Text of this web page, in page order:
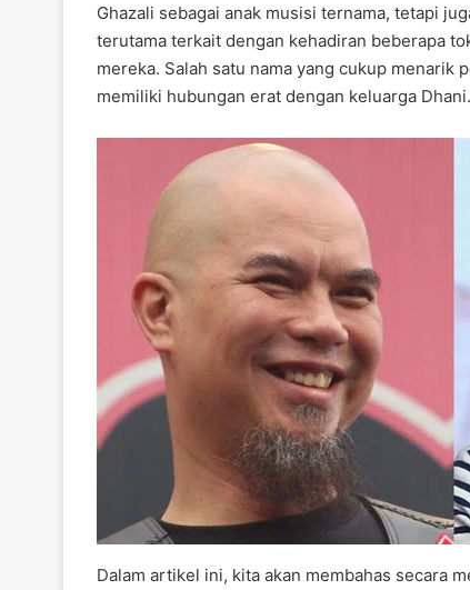
Ghazali sebagai anak musisi ternama, tetapi
terutama terkait dengan kehadiran beberapa
mereka. Salah satu nama yang cukup menarik
memiliki hubungan erat dengan keluarga Dhani.
Dalam artikel ini, kita akan membahas secara